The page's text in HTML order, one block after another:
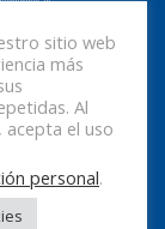
sitio web
más
Al
acepta el uso
personal.